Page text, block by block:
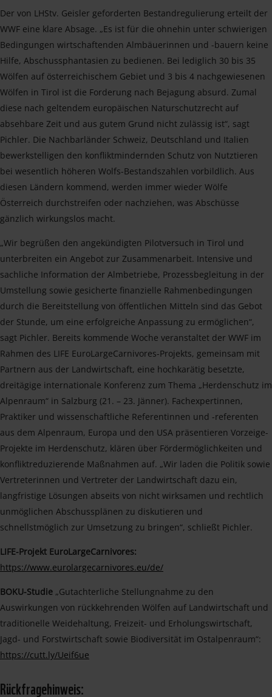
Der von LHStv. Geisler geforderten Bestandregulierung erteilt der
WWF eine klare Absage. „Es ist für die ohnehin unter schwierigen
Bedingungen wirtschaftenden Almbäuerinnen und -bauern keine
Hilfe, Abschussphantasien zu bedienen. Bei lediglich 30 bis 35
Wölfen auf österreichischem Gebiet und 3 bis 4 nachgewiesenen
Wölfen in Tirol ist die Forderung nach Bejagung absurd. Zumal
diese nach geltendem europäischen Naturschutzrecht auf
absehbare Zeit und aus gutem Grund nicht zulässig ist“, sagt
Pichler. Die Nachbarländer Schweiz, Deutschland und Italien
bewerkstelligen den konfliktmindernden Schutz von Nutztieren
bei wesentlich höheren Wolfs-Bestandszahlen vorbildlich. Aus
diesen Ländern kommend, werden immer wieder Wölfe
Österreich durchstreifen oder nachziehen, was Abschüsse
gänzlich wirkungslos macht.
„Wir begrüßen den angekündigten Pilotversuch in Tirol und
unterbreiten ein Angebot zur Zusammenarbeit. Intensive und
sachliche Information der Almbetriebe, Prozessbegleitung in der
Umstellung sowie gesicherte finanzielle Rahmenbedingungen
durch die Bereitstellung von öffentlichen Mitteln sind das Gebot
der Stunde, um eine erfolgreiche Anpassung zu ermöglichen“,
sagt Pichler. Bereits kommende Woche veranstaltet der WWF im
Rahmen des LIFE EuroLargeCarnivores-Projekts, gemeinsam mit
Partnern aus der Landwirtschaft, eine hochkarätig besetzte,
dreitägige internationale Konferenz zum Thema „Herdenschutz im
Alpenraum“ in Salzburg (21. – 23. Jänner). Fachexpertinnen,
Praktiker und wissenschaftliche Referentinnen und -referenten
aus dem Alpenraum, Europa und den USA präsentieren Vorzeige-
Projekte im Herdenschutz, klären über Fördermöglichkeiten und
konfliktreduzierende Maßnahmen auf. „Wir laden die Politik sowie
Vertreterinnen und Vertreter der Landwirtschaft dazu ein,
langfristige Lösungen abseits von nicht wirksamen und rechtlich
unmöglichen Abschussplänen zu diskutieren und
schnellstmöglich zur Umsetzung zu bringen“, schließt Pichler.
LIFE-Projekt EuroLargeCarnivores:
https://www.eurolargecarnivores.eu/de/
BOKU-Studie „Gutachterliche Stellungnahme zu den
Auswirkungen von rückkehrenden Wölfen auf Landwirtschaft und
traditionelle Weidehaltung, Freizeit- und Erholungswirtschaft,
Jagd- und Forstwirtschaft sowie Biodiversität im Ostalpenraum“:
https://cutt.ly/Ueif6ue
Rückfragehinweis: